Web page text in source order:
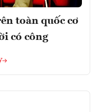
toàn quốc cơ
có công